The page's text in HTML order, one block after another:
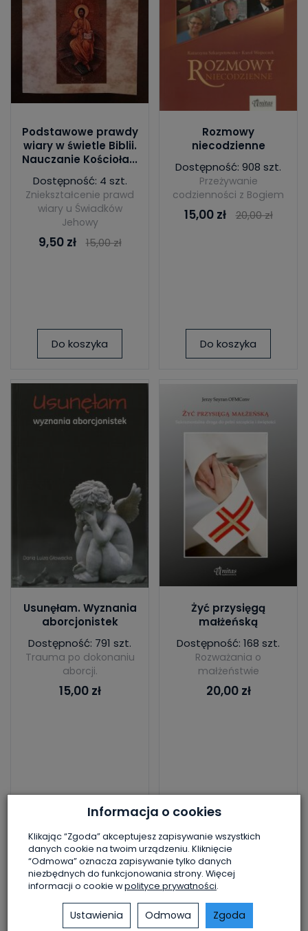
Podstawowe prawdy
wiary w świetle Biblii.
Nauczanie Kościoła...
Dostępność: 4 szt.
Zniekształcenie prawd
wiary u Świadków
Jehowy
9,50 zł 15,00 zł
Do koszyka
Rozmowy
niecodzienne
Dostępność: 908 szt.
Przeżywanie
codzienności z Bogiem
15,00 zł 20,00 zł
Do koszyka
Usunęłam. Wyznania
aborcjonistek
Dostępność: 791 szt.
Trauma po dokonaniu
aborcji.
15,00 zł
Do koszyka
Żyć przysięgą
małżeńską
Dostępność: 168 szt.
Rozważania o
małżeństwie
20,00 zł
Do koszyka
Informacja o cookies
Klikając “Zgoda” akceptujesz zapisywanie wszystkich
danych cookie na twoim urządzeniu. Kliknięcie
“Odmowa” oznacza zapisywanie tylko danych
niezbędnych do funkcjonowania strony. Więcej
informacji o cookie wpolityce prywatności.
Ustawienia Odmowa Zgoda